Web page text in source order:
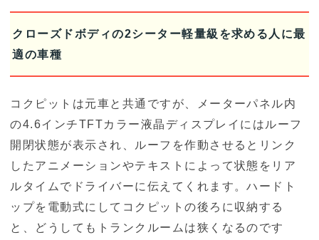
クローズドボディの2シーター軽量級を求める人に最
適の車種
コクピットは元車と共通ですが、メーターパネル内
の4.6インチTFTカラー液晶ディスプレイにはルーフ
開閉状態が表示され、ルーフを作動させるとリンク
したアニメーションやテキストによって状態をリア
ルタイムでドライバーに伝えてくれます。ハードト
ップを電動式にしてコクピットの後ろに収納する
と、どうしてもトランクルームは狭くなるのです